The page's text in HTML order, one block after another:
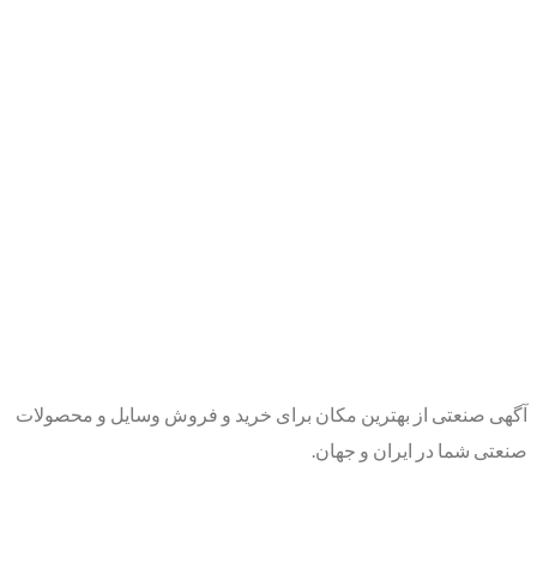
آگهی صنعتی از بهترین مکان برای خرید و فروش وسایل و محصولات
صنعتی شما در ایران و جهان.